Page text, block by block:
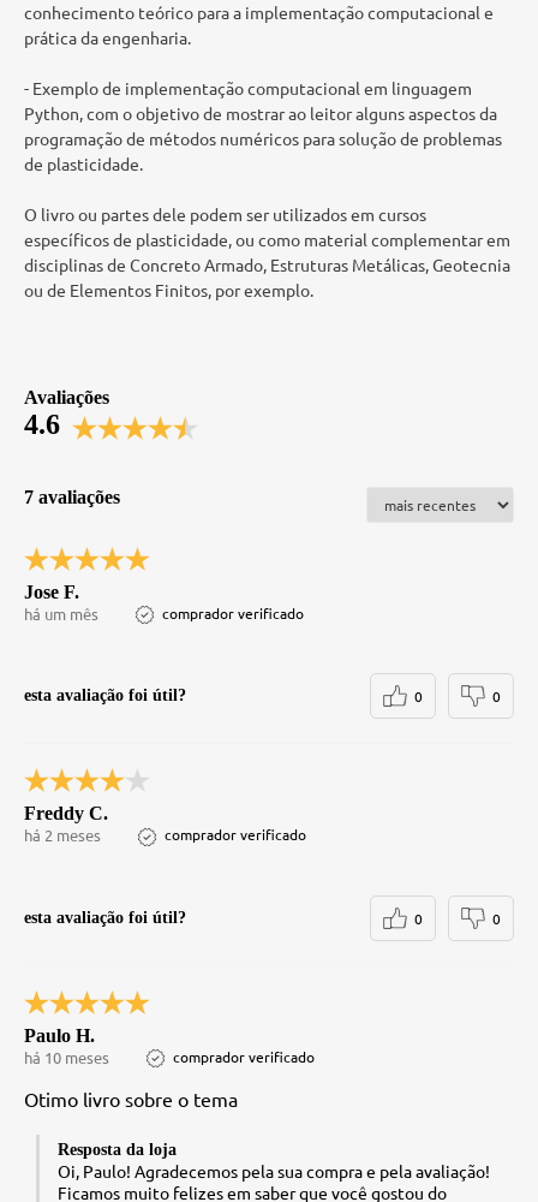
conhecimento teórico para a implementação computacional e
prática da engenharia.
- Exemplo de implementação computacional em linguagem
Python, com o objetivo de mostrar ao leitor alguns aspectos da
programação de métodos numéricos para solução de problemas
de plasticidade.
O livro ou partes dele podem ser utilizados em cursos
específicos de plasticidade, ou como material complementar em
disciplinas de Concreto Armado, Estruturas Metálicas, Geotecnia
ou de Elementos Finitos, por exemplo.
Avaliações
4.6
7 avaliações
Jose F.
há um mês
comprador verificado
esta avaliação foi útil? 0 0
Freddy C.
há 2 meses
comprador verificado
esta avaliação foi útil? 0 0
Paulo H.
há 10 meses
comprador verificado
Otimo livro sobre o tema
Resposta da loja
Oi, Paulo! Agradecemos pela sua compra e pela avaliação!
Ficamos muito felizes em saber que você gostou do